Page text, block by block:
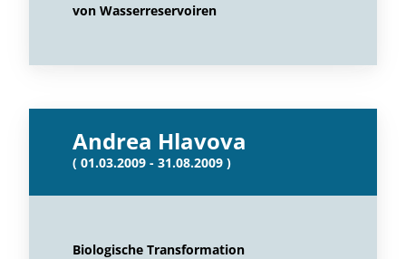
von Wasserreservoiren
Andrea Hlavova
( 01.03.2009 - 31.08.2009 )
Biologische Transformation